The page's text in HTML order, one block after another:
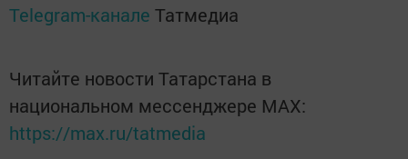
Telegram-канале Татмедиа
Читайте новости Татарстана в
национальном мессенджере MАХ:
https://max.ru/tatmedia